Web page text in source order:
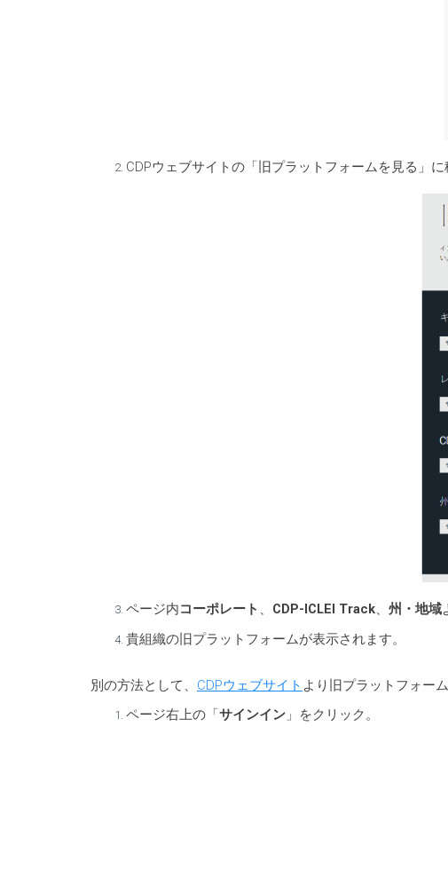
CDPウェブサイトの「旧プラットフォームを見る」に
ページ内コーポレート 、 CDP-ICLEI Track、 州・地域
貴組織の旧プラットフォームが表示されます。
別の方法として、 CDPウェブサイト より旧プラットフォー
ページ右上の「サインイン 」をクリック。